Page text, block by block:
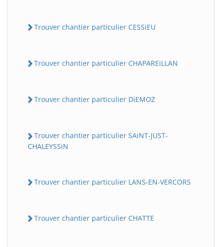
Trouver chantier particulier CESSiEU
Trouver chantier particulier CHAPAREiLLAN
Trouver chantier particulier DiEMOZ
Trouver chantier particulier SAiNT-JUST-
CHALEYSSiN
Trouver chantier particulier LANS-EN-VERCORS
Trouver chantier particulier CHATTE